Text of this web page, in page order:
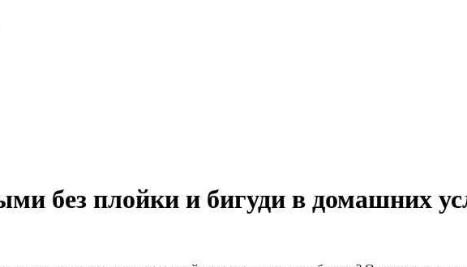
без плойки и бигуди в домашних